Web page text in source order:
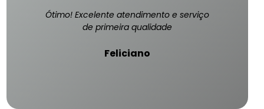
Ótimo! Excelente atendimento e serviço
de primeira qualidade
Feliciano